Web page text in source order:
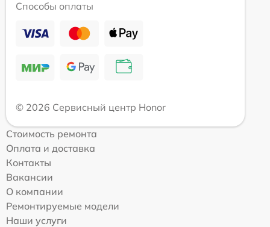
Способы оплаты
© 2026 Сервисный центр Honor
Стоимость ремонта
Оплата и доставка
Контакты
Вакансии
О компании
Ремонтируемые модели
Наши услуги